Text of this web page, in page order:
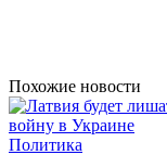
Похожие новости
Политика